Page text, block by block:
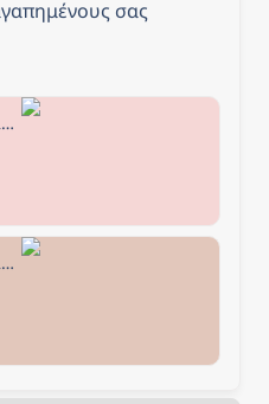
σας
Αεροπορικά εισιτήρια από Αθήνα - The Daily Traveller
Αεροπορικά εισιτήρια από Θεσσαλονίκη - The Daily Traveller